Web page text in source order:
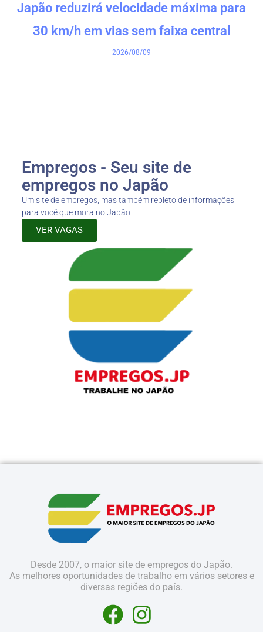
Japão reduzirá velocidade máxima para
30 km/h em vias sem faixa central
2026/08/09
Empregos - Seu site de
empregos no Japão
Um site de empregos, mas também repleto de informações
para você que mora no Japão
VER VAGAS
Desde 2007, o maior site de empregos do Japão.
As melhores oportunidades de trabalho em vários setores e
diversas regiões do país.